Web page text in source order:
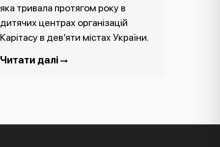
яка тривала протягом року в
дитячих центрах організацій
Карітасу в дев’яти містах України.
Читати далі